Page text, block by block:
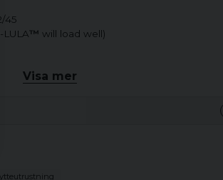
45
LULA™ will load well)
Visa mer